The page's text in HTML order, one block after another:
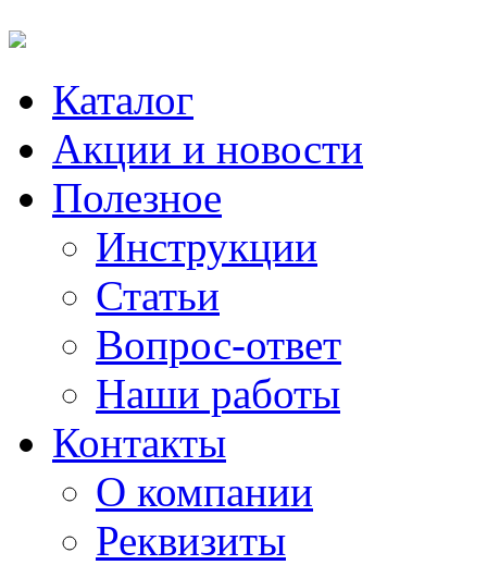
Каталог
Акции и новости
Полезное
Инструкции
Статьи
Вопрос-ответ
Наши работы
Контакты
О компании
Реквизиты